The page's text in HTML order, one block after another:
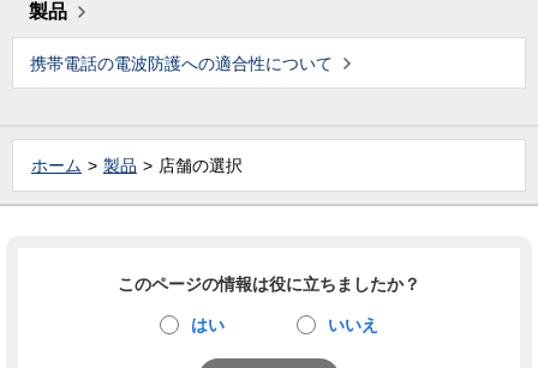
製品
携帯電話の電波防護への適合性について
ホーム 製品 店舗の選択
このページの情報は役に立ちましたか？
はい いいえ